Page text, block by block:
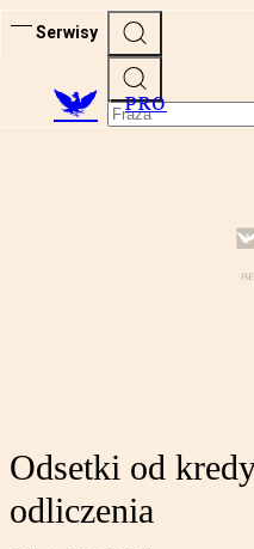
Serwisy
PRO
Odsetki od
odliczenia